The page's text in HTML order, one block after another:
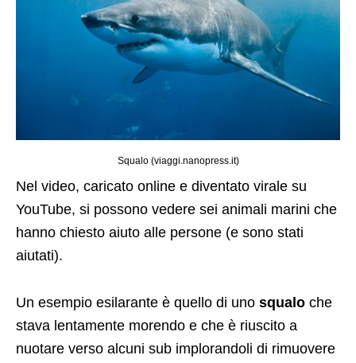
Squalo (viaggi.nanopress.it)
Nel video, caricato online e diventato virale su
YouTube, si possono vedere sei animali marini che
hanno chiesto aiuto alle persone (e sono stati
aiutati).
Un esempio esilarante è quello di uno squalo che
stava lentamente morendo e che è riuscito a
nuotare verso alcuni sub implorandoli di rimuovere